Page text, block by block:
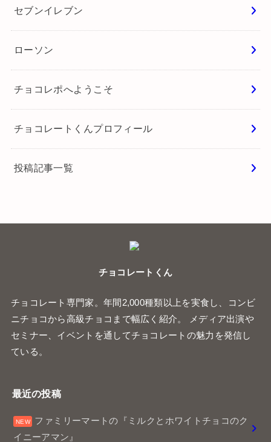
セブンイレブン
ローソン
チョコレポへようこそ
チョコレートくんプロフィール
投稿記事一覧
チョコレートくん
チョコレート専門家。年間2,000種類以上を実食し、コンビ
ニチョコから高級チョコまで幅広く紹介。 メディア出演や
セミナー、イベントを通してチョコレートの魅力を発信し
ている。
最近の投稿
ファミリーマートの『ミルクとホワイトチョコのク
イニーアマン』